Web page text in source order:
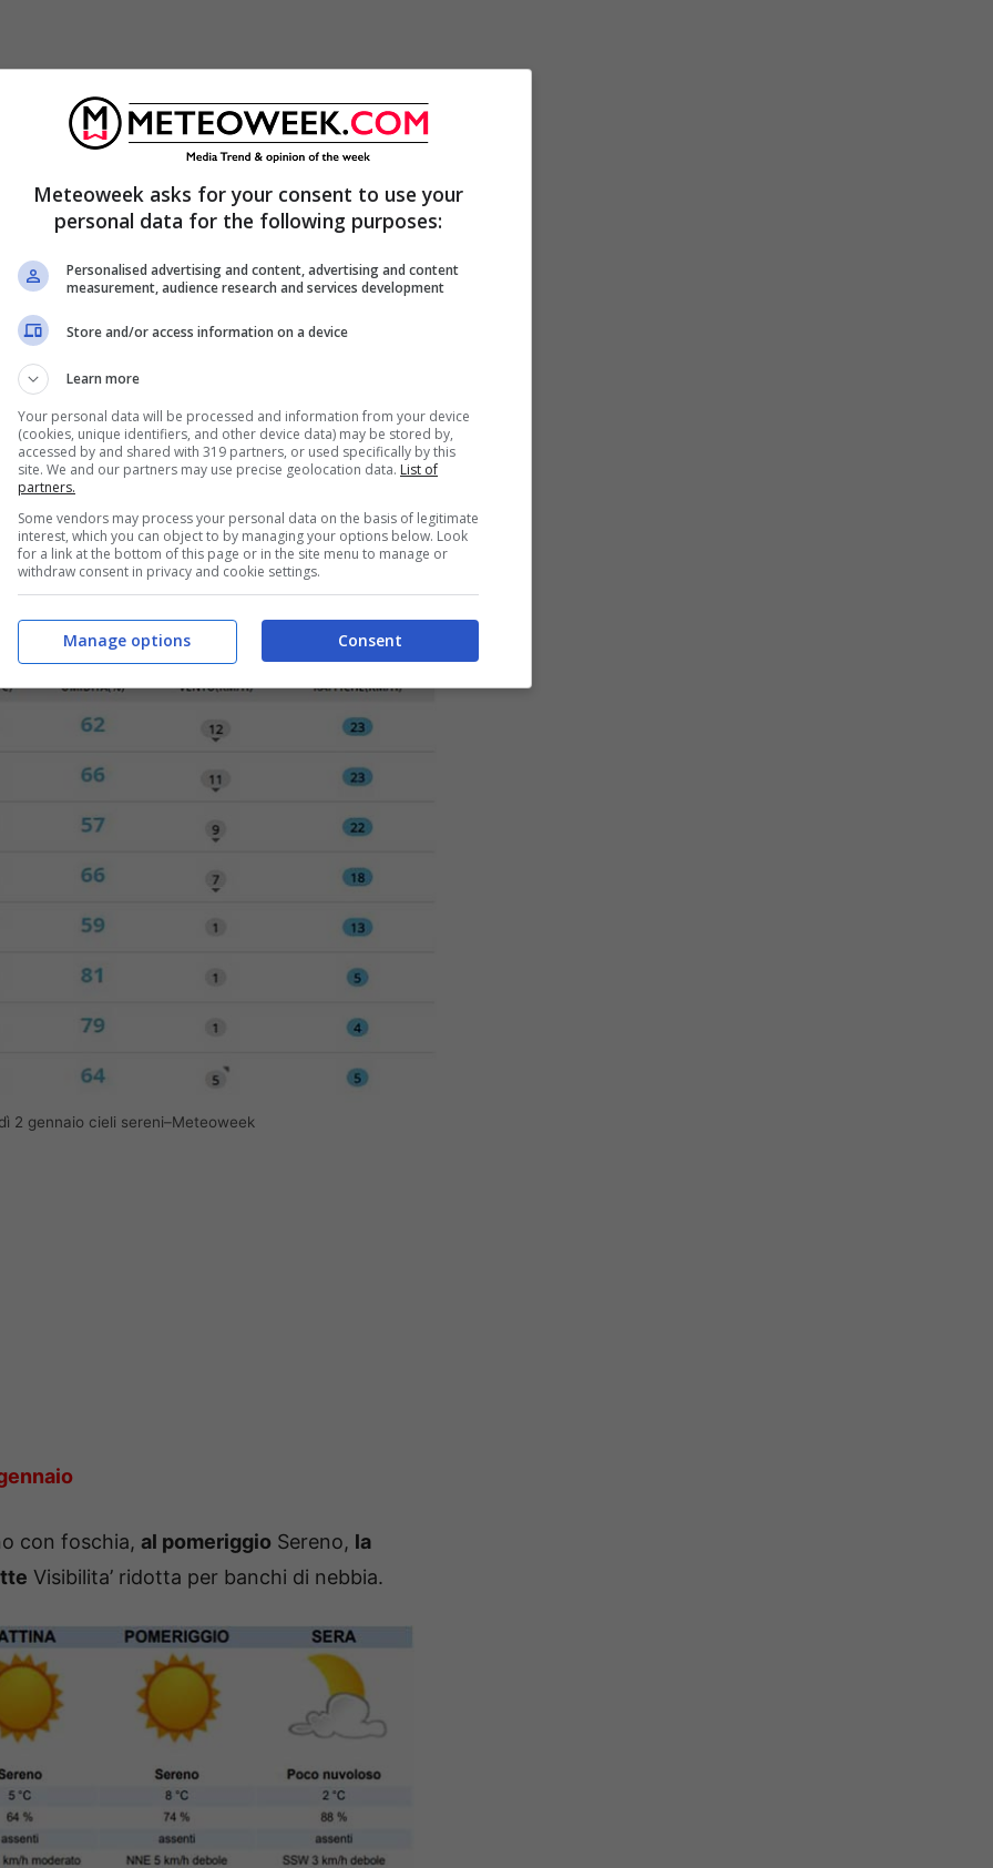
con sole splendente per l’intera giornata,
di oggi latemperatura massima
, lozero termicosi attesterà a2750m. Iventi
da Nord, al pomeriggio assenti o deboli e
allerta meteo presente.
2 gennaio cieli sereni–Meteoweek
con foschia, al pomeriggio Sereno, la
Visibilita’ ridotta per banchi di nebbia.
Meteoweek asks for your consent to use your
personal data for the following purposes:
Personalised advertising and content, advertising and content
measurement, audience research and services development
Store and/or access information on a device
Learn more
Your personal data will be processed and information from your device
(cookies, unique identifiers, and other device data) may be stored by,
accessed by and shared with 319 partners, or used specifically by this
site. We and our partners may use precise geolocation data. List of
partners.
Some vendors may process your personal data on the basis of legitimate
interest, which you can object to by managing your options below. Look
for a link at the bottom of this page or in the site menu to manage or
withdraw consent in privacy and cookie settings.
Consent
Manage options